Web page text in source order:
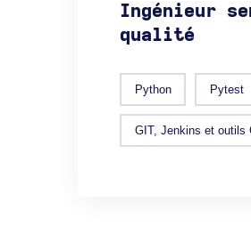
Ingénieur
qualité
Python Pytest
GIT, Jenkins et outils